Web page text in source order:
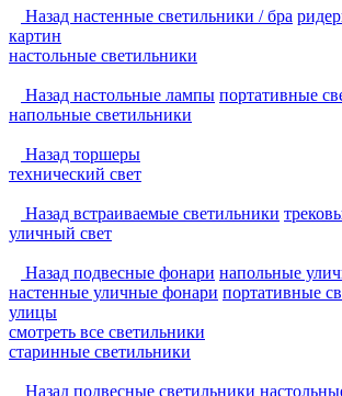
Назад настенные светильники / бра
картин
настольные светильники
Назад настольные лампы портативные
напольные светильники
Назад торшеры
технический свет
Назад встраиваемые светильники
уличный свет
Назад подвесные фонари напольные
настенные уличные фонари портативные
улицы
смотреть все светильники
старинные светильники
Назад подвесные светильники